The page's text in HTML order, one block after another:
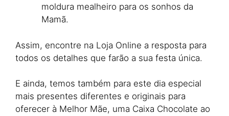
moldura mealheiro para os sonhos da
Mamã.
Assim, encontre na Loja Online a resposta para
todos os detalhes que farão a sua festa única.
E ainda, temos também para este dia especial
mais presentes diferentes e originais para
oferecer à Melhor Mãe, uma Caixa Chocolate ao